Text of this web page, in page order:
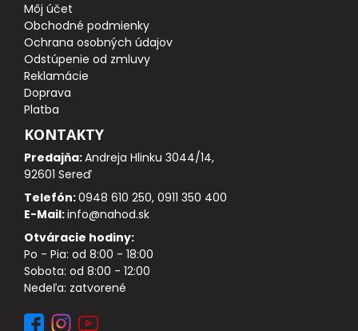
Môj účet
Obchodné podmienky
Ochrana osobných údajov
Odstúpenie od zmluvy
Reklamácie
Doprava
Platba
KONTAKTY
Predajňa:Andreja Hlinku 3044/14,
92601 Sereď
Telefón:0948 610 250, 0911 350 400
E-Mail:info@nahod.sk
Otváracie hodiny:
Po - Pia: od 8:00 - 18:00
Sobota: od 8:00 - 12:00
Nedeľa: zatvorené
STOJANY A HLÁSIČE
STOJANY
VIDLIČKY, ZAVRTÁVAČKY
HRAZDY
ROHATINKY, KONCOVKY, PODPERY
HLÁSIČE
SADY SIGNALIZÁTOROV